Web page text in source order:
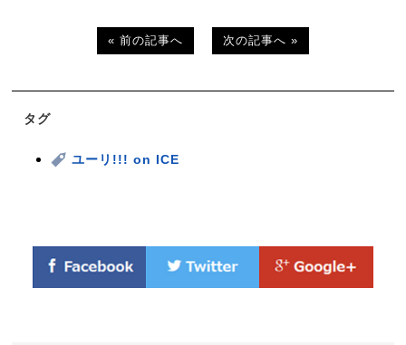
« 前の記事へ 次の記事へ »
タグ
ユーリ!!! on ICE